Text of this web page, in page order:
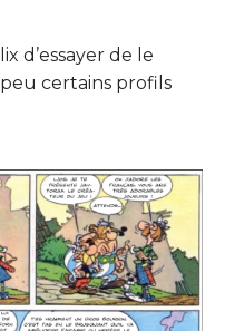
d’essayer de le
certains profils